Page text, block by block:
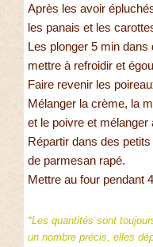
Après les avoir
les panais et les
Les plonger 5 min dans
mettre à refroidir et
Faire revenir les
Mélanger la crème, la
et le poivre et
Répartir dans des
de parmesan rapé.
Mettre au four pendant
*Les quantités sont
un nombre précis, elles